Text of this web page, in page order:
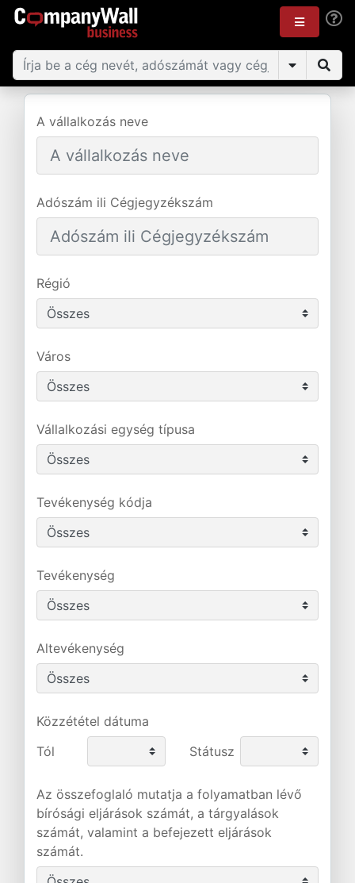
A vállalkozás neve
Adószám ili Cégjegyzékszám
Régió
Város
Vállalkozási egység típusa
Tevékenység kódja
Tevékenység
Altevékenység
Közzététel dátuma
Tól
Státusz
Az összefoglaló mutatja a folyamatban lévő
bírósági eljárások számát, a tárgyalások
számát, valamint a befejezett eljárások
számát.